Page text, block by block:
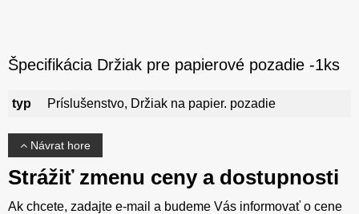
Špecifikácia Držiak pre papierové pozadie -1ks
typ Príslušenstvo, Držiak na papier. pozadie
Návrat hore
Strážiť zmenu ceny a dostupnosti
Ak chcete, zadajte e-mail a budeme Vás informovať o cene